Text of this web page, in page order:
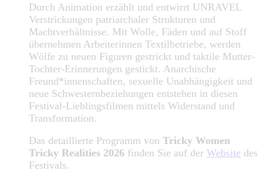
Durch Animation erzählt und entwirrt UNRAVEL
Verstrickungen patriarchaler Strukturen und
Machtverhältnisse. Mit Wolle, Fäden und auf Stoff
übernehmen Arbeiterinnen Textilbetriebe, werden
Wölfe zu neuen Figuren gestrickt und taktile Mutter-
Tochter-Erinnerungen gestickt. Anarchische
Freund*innenschaften, sexuelle Unabhängigkeit und
neue Schwesternbeziehungen entstehen in diesen
Festival-Lieblingsfilmen mittels Widerstand und
Transformation.
Das detaillierte Programm von Tricky Women
Tricky Realities 2026 finden Sie auf der Website des
Festivals.